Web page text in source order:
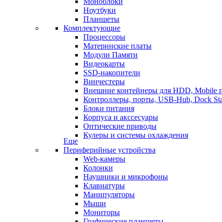
Ноутбуки
Планшеты
Комплектующие
Процессоры
Материнские платы
Модули Памяти
Видеокарты
SSD-накопители
Винчестеры
Внешние контейнеры для HDD, Mobile
Контроллеры, порты, USB-Hub, Dock
Блоки питания
Корпуса и акссесуары
Оптические приводы
Кулеры и системы охлаждения
Еще
Периферийные устройства
Web-камеры
Колонки
Наушники и микрофоны
Клавиатуры
Манипуляторы
Мыши
Мониторы